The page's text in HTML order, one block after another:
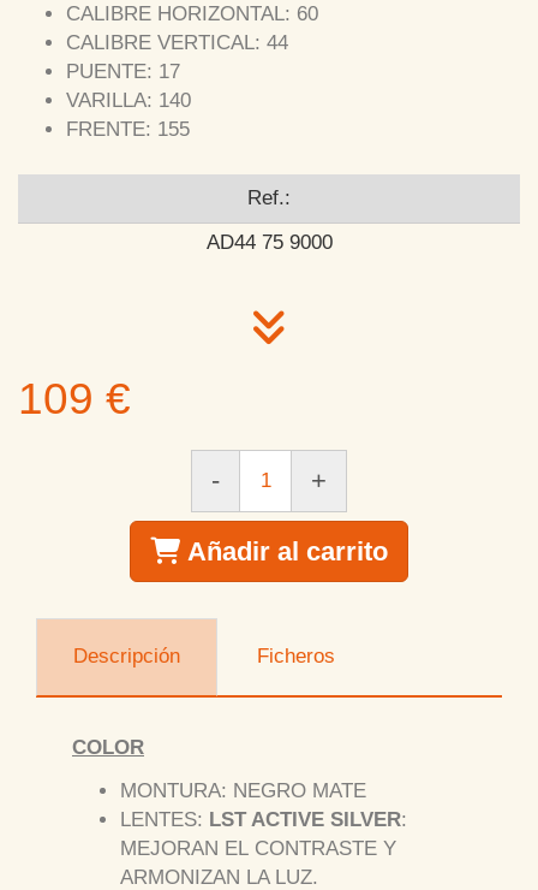
CALIBRE HORIZONTAL: 60
CALIBRE VERTICAL: 44
PUENTE: 17
VARILLA: 140
FRENTE: 155
Ref.:
AD44 75 9000
109 €
- +
Añadir al carrito
Descripción Ficheros
COLOR
MONTURA: NEGRO MATE
LENTES: LST ACTIVE SILVER:
MEJORAN EL CONTRASTE Y
ARMONIZAN LA LUZ.